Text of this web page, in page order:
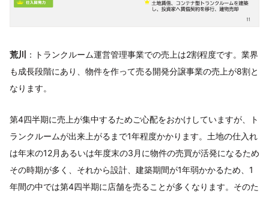
荒川
：トランクルーム運営管理事業での売上は2割程度です。業界
も成長段階にあり、物件を作って売る開発分譲事業の売上が8割と
なります。
第4四半期に売上が集中するためご心配をおかけしていますが、ト
ランクルームが出来上がるまで1年程度かかります。土地の仕入れ
は年末の12月あるいは年度末の3月に物件の売買が活発になるため
その時期が多く、それから設計、建築期間が1年弱かかるため、1
年間の中では第4四半期に店舗を売ることが多くなります。そのた